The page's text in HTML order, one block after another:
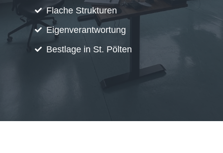
Flache Strukturen
Eigenverantwortung
Bestlage in St. Pölten